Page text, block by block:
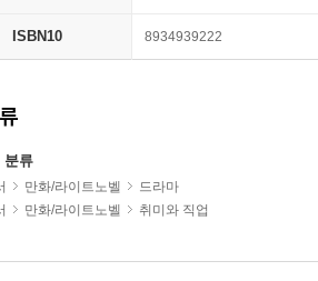
ISBN10 8934939222
분류
만화/라이트노벨
드라마
만화/라이트노벨 취미와 직업